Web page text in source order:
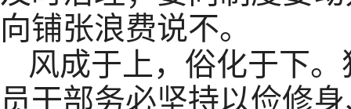
向铺张浪费说不。
风成于上，俗化于下
员干部务必坚持以俭修